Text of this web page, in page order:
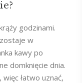
godzinami.
w
kawy po
domknięcie dnia.
łatwo uznać,